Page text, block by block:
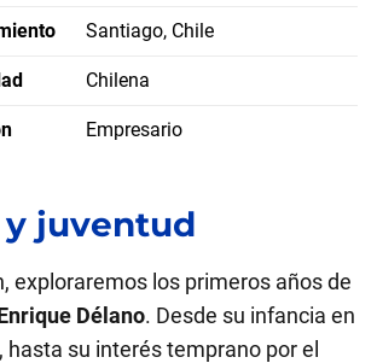
Santiago, Chile
Chilena
Empresario
juventud
exploraremos los primeros años de
Délano. Desde su infancia en
hasta su interés temprano por el